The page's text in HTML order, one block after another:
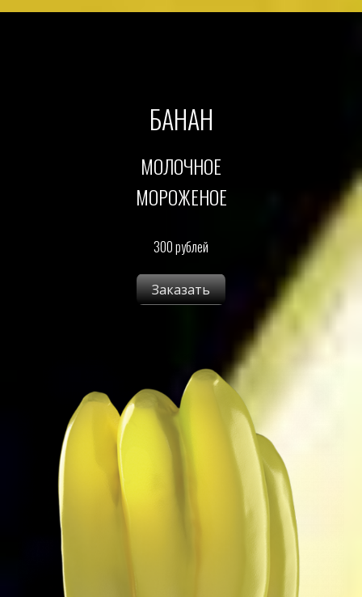
БАНАН
МОЛОЧНОЕ
МОРОЖЕНОЕ
300 рублей
Заказать